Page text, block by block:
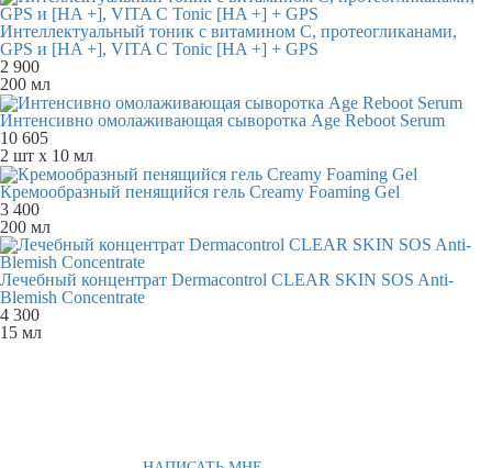
Интеллектуальный тоник с витамином С, протеогликанами,
GPS и [HA +], VITA C Tonic [HA +] + GPS
2 900
200 мл
Интенсивно омолаживающая сыворотка Age Reboot Serum
10 605
2 шт x 10 мл
Кремообразный пенящийся гель Creamy Foaming Gel
3 400
200 мл
Лечебный концентрат Dermacontrol CLEAR SKIN SOS Anti-
Blemish Concentrate
4 300
15 мл